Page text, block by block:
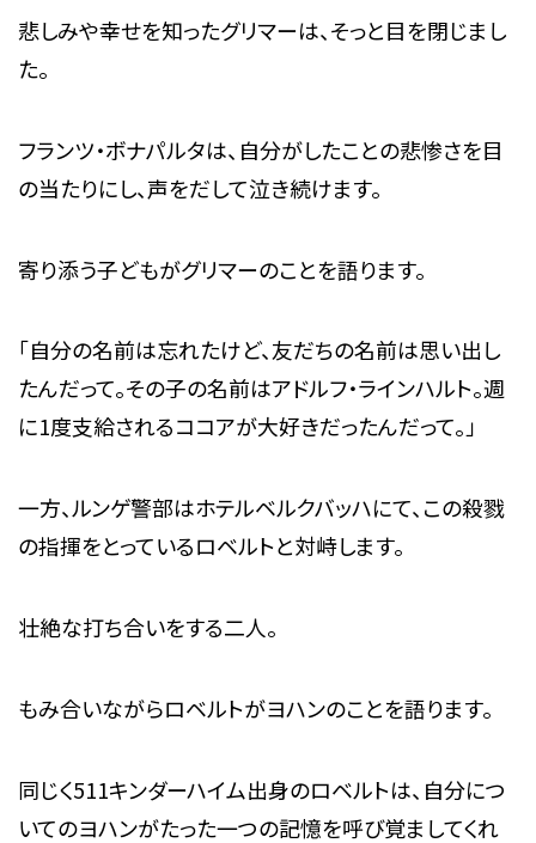
悲しみや幸せを知ったグリマーは、そっと目を閉じまし
た。
フランツ・ボナパルタは、自分がしたことの悲惨さを目
の当たりにし、声をだして泣き続けます。
寄り添う子どもがグリマーのことを語ります。
「自分の名前は忘れたけど、友だちの名前は思い出し
たんだって。その子の名前はアドルフ・ラインハルト。週
に1度支給されるココアが大好きだったんだって。」
一方、ルンゲ警部はホテルベルクバッハにて、この殺戮
の指揮をとっているロベルトと対峙します。
壮絶な打ち合いをする二人。
もみ合いながらロベルトがヨハンのことを語ります。
同じく511キンダーハイム出身のロベルトは、自分につ
いてのヨハンがたった一つの記憶を呼び覚ましてくれ